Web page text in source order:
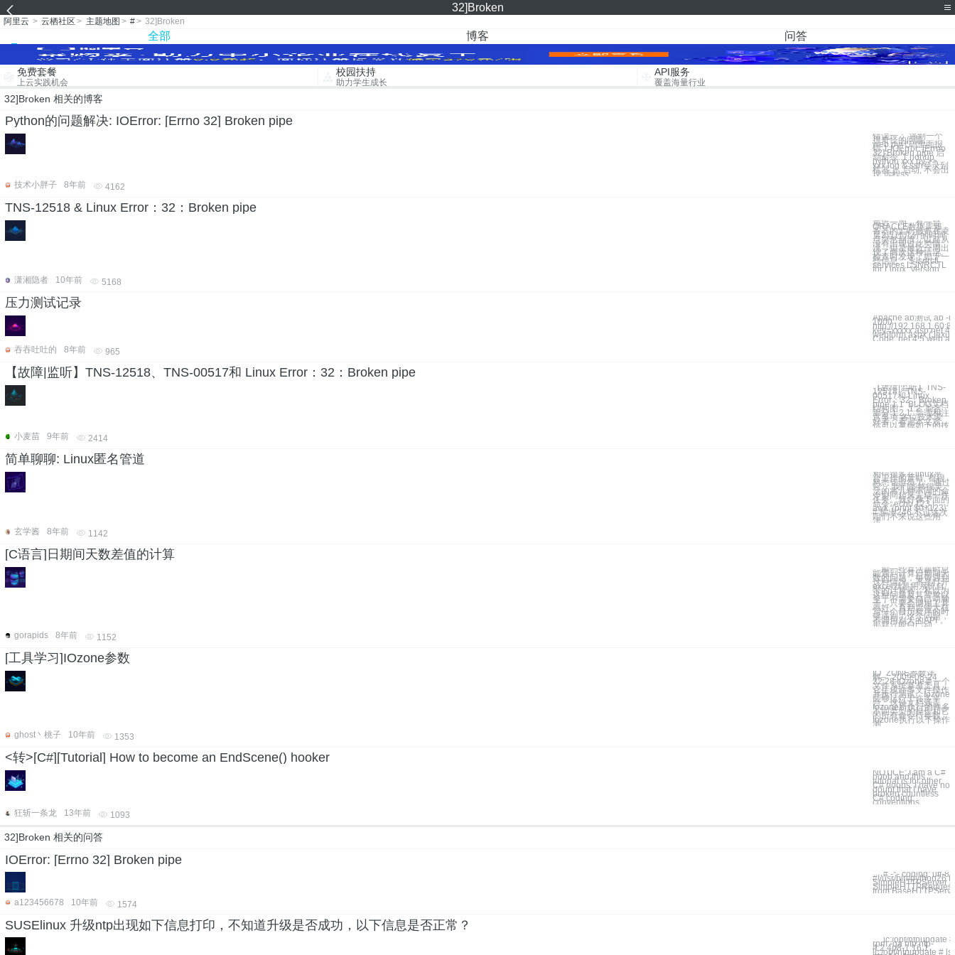
32]Broken
阿里云 > 云栖社区 > 主题地图 > #> 32]Broken
全部 博客 问答
免费套餐
上云实践机会
校园扶持
助力学生成长
API服务
覆盖海量行业
32]Broken 相关的博客
Python的问题解决: IOError: [Errno 32] Broken pipe
错误一： 遇到一个
很奇怪的问题,
web.py代码里面报
错 1 IOError: [Errno
32] Broken pipe 启
动命令: 1 nohup
python xxx.py >>
xxx.log & ssh登录到
机器上, 启动, 不会出
现 远程ss
技术小胖子
8年前 4162
TNS-12518 & Linux Error：32：Broken pipe
最近一周，有一台
ORACLE数据库服
务器的监听服务在凌
晨2点过几分的时间
点突然崩溃，以前从
没有出现过此类情
况，但是最近一周出
现了两次这种情况,
检查时发现了如下一
些信息： $ lsnrctl
services LSNRCTL
for Linux: Version
潇湘隐者
10年前 5168
压力测试记录
Apache ab测试 ab -
1000
http://
key=xxxxx asp.net
webform aspx
Code .net 4.5 web ap
吞吞吐吐的
8年前 965
【故障|监听】TNS-12518、TNS-00517和 Linux Error：32：Broken pipe
【故障|监听】TNS-
12518、TNS-
00517和 Linux
Error：32：Broken
pipe 1.1 BLOG文档
结构图 1.2 前言
部分 1.2.1 导读和注
意事项 各位技术爱
好者，看完本文后，
你可以掌握如下的技
小麦苗
9年前 2414
简单聊聊: Linux匿名管道
相信很多在linux平
台工作的童鞋, 都很
熟悉管道符 '|'， 通过
它， 我们能够很灵
活的将几种不同的命
令协同起来完成一件
任务。就好像下面的
命令: echo 123 |
awk '{print $0+123}'
# 输出246 不过这次
咱们不来说这些用
法,
玄学酱
8年前 1142
[C语言]日期间天数差值的计算
刷一些算法题时总
能遇到计算日期间天
数的问题，每每遇到
这种情况，不是打开
excel就是用系统自
带的计算器。私以为
这种问题及其简单以
至于不需要自己动脑
子，只要会调用工具
就好。直到近些天在
写一个日历程序的时
候遇到了这个问题，
不调用别人的API，
那就只能自己动
gorapids
8年前 1152
[工具学习]IOzone参数
IO_ZONE参数详
解。 2009-08-24
22:28 IOzone是一个
文件系统基准工具，
它生成许多文件操作
并执行测试。Iozone
能够运行于许多平
台。这份文档涵盖
Iozone所执行的许多
不同类型的操作和它
的所有命令行参数。
Iozone执行以下操作
测
ghost丶桃子
10年前 1353
<转>[C#][Tutorial] How to become an EndScene() hooker
NOTICE: I am a C#
noob and this
tutorial is for other
C# noobs. I have no
doubt that I have
broken countless
C# coding
conventions
狂斩一条龙
13年前 1093
32]Broken 相关的问答
IOError: [Errno 32] Broken pipe
``` # -*- coding: utf-8
#!/usr/bin/python26 from
SimpleHTTPServer
from
a123456678
10年前 1574
SUSElinux 升级ntp出现如下信息打印，不知道升级是否成功，以下信息是否正常？
``` lc:/opt/ntpupdate #
rpm -qa ntp ntp-
4.2.4p8-1.16.1
lc:/opt/ntpupdate # ls